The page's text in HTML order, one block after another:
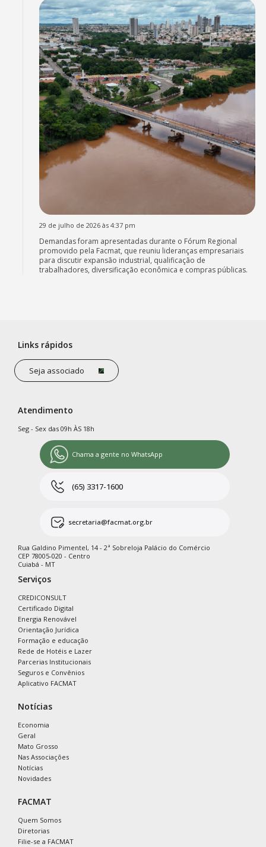
29 de julho de 2026 às 4:37 pm
Demandas foram apresentadas durante o Fórum Regional
promovido pela Facmat, que reuniu lideranças empresariais
para discutir expansão industrial, qualificação de
trabalhadores, diversificação econômica e compras públicas.
Links rápidos
Seja associado
Atendimento
Seg - Sex das 09h ÀS 18h
Chama a gente no WhatsApp
(65) 3317-1600
secretaria@facmat.org.br
Rua Galdino Pimentel, 14 - 2ª Sobreloja Palácio do Comércio
CEP 78005-020 - Centro
Cuiabá - MT
Serviços
CREDICONSULT
Certificado Digital
Energia Renovável
Orientação Jurídica
Formação e educação
Rede de Hotéis e Lazer
Parcerias Institucionais
Seguros e Convênios
Aplicativo FACMAT
Notícias
Economia
Geral
Mato Grosso
Nas Associações
Notícias
Novidades
FACMAT
Quem Somos
Diretorias
Filie-se a FACMAT